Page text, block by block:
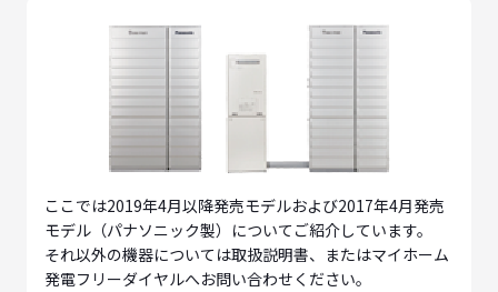
ここでは2019年4月以降発売モデルおよび2017年4月発売
モデル（パナソニック製）についてご紹介しています。
それ以外の機器については取扱説明書、またはマイホーム
発電フリーダイヤルへお問い合わせください。